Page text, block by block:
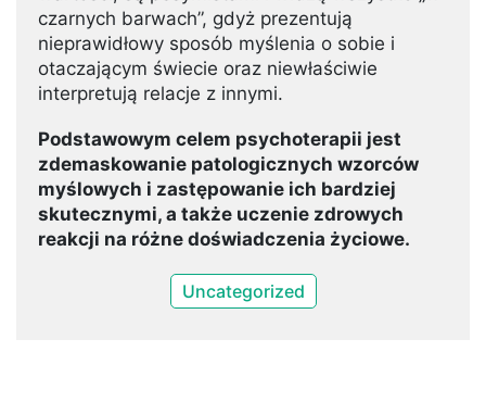
czarnych barwach”, gdyż prezentują
nieprawidłowy sposób myślenia o sobie i
otaczającym świecie oraz niewłaściwie
interpretują relacje z innymi.
Podstawowym celem psychoterapii jest
zdemaskowanie patologicznych wzorców
myślowych i zastępowanie ich bardziej
skutecznymi, a także uczenie zdrowych
reakcji na różne doświadczenia życiowe.
Uncategorized